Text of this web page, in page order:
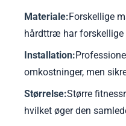
Materiale:Forskellige
hårdttræ har forskellige
Installation:
omkostninger, men
Størrelse:Større
hvilket øger den